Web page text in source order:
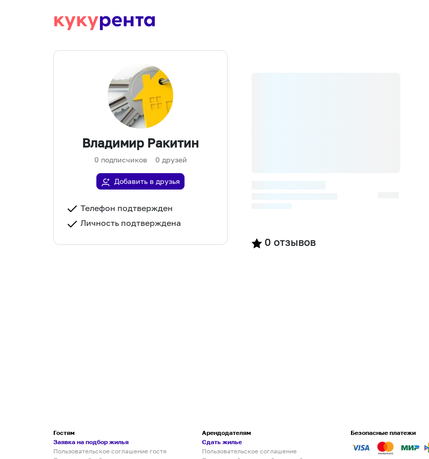
Владимир Ракитин
0 подписчиков 0 друзей
Добавить в друзья
Телефон подтвержден
Личность подтверждена
0 отзывов
Гостям
Заявка на подбор жилья
Пользовательское соглашение гостя
Арендодателям
Сдать жилье
Пользовательское соглашение
Безопасные платежи